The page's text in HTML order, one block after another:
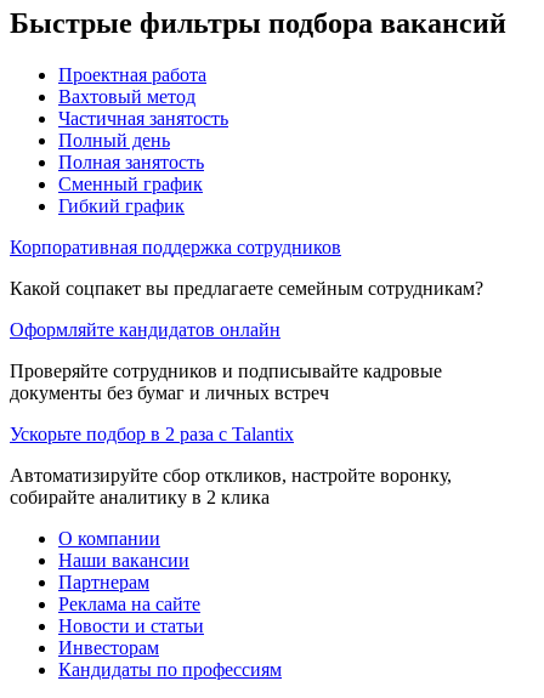
Быстрые фильтры подбора вакансий
Проектная работа
Вахтовый метод
Частичная занятость
Полный день
Полная занятость
Сменный график
Гибкий график
Корпоративная поддержка сотрудников
Какой соцпакет вы предлагаете семейным сотрудникам?
Оформляйте кандидатов онлайн
Проверяйте сотрудников и подписывайте кадровые
документы без бумаг и личных встреч
Ускорьте подбор в 2 раза с Talantix
Автоматизируйте сбор откликов, настройте воронку,
собирайте аналитику в 2 клика
О компании
Наши вакансии
Партнерам
Реклама на сайте
Новости и статьи
Инвесторам
Кандидаты по профессиям